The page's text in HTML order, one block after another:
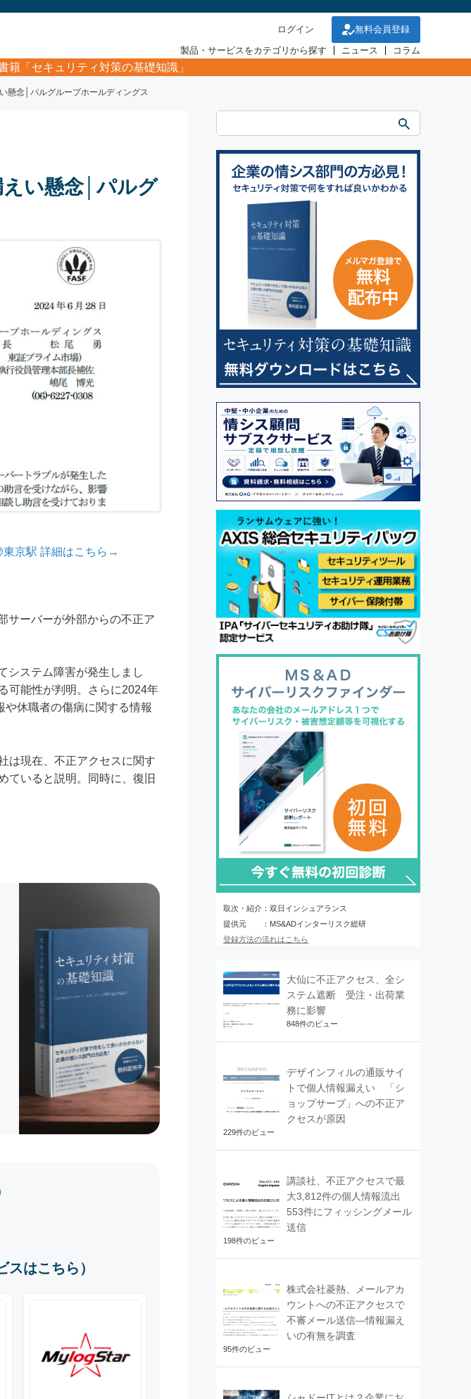
ログイン
無料会員登録
製品・サービスをカテゴリから探す
ニュース コラム
籍「セキュリティ対策の基礎知識」
懸念│パルグループホールディングス
い懸念│パルグ
東京駅 詳細はこちら→
サーバーが外部からの不正ア
システム障害が発生しまし
可能性が判明。さらに2024年
休職者の傷病に関する情報
は現在、不正アクセスに関す
ていると説明。同時に、復旧
はこちら）
取次・紹介：双日インシュアランス
提供元 ：MS&ADインターリスク総研
登録方法の流れはこちら
大仙に不正アクセス、全シ
ステム遮断 受注・出荷業
務に影響
848件のビュー
デザインフィルの通販サイ
トで個人情報漏えい 「シ
ョップサーブ」への不正ア
クセスが原因
229件のビュー
講談社、不正アクセスで最
大3,812件の個人情報流出
553件にフィッシングメール
送信
198件のビュー
株式会社菱熱、メールアカ
ウントへの不正アクセスで
不審メール送信―情報漏え
いの有無を調査
95件のビュー